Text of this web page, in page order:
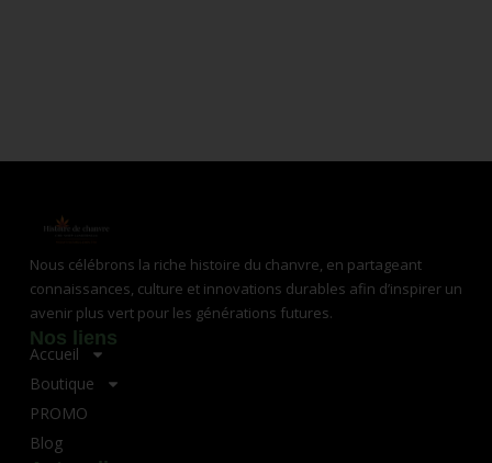
Nous célébrons la riche histoire du chanvre, en partageant
connaissances, culture et innovations durables afin d’inspirer un
avenir plus vert pour les générations futures.
Nos liens
Accueil
Boutique
PROMO
Blog